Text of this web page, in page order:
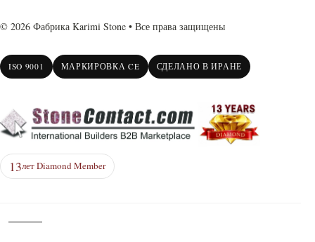
© 2026 Фабрика Karimi Stone • Все права защищены
ISO 9001 МАРКИРОВКА CE СДЕЛАНО В ИРАНЕ
13лет Diamond Member